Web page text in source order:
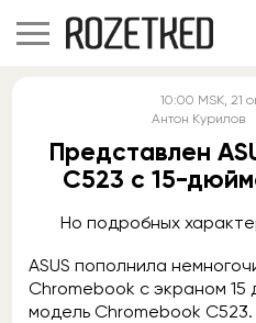
10:00 MSK, 21
Антон Курилов
Представлен
C523 с 15-
Но подробных
ASUS пополнила
Chromebook с экраном 15
модель Chromebook C523.